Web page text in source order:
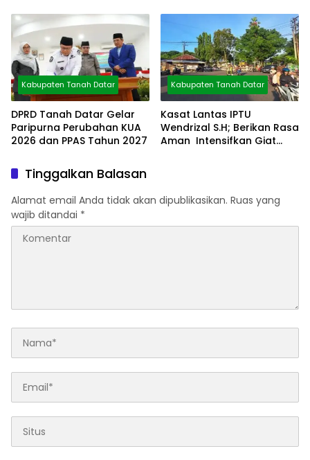
Kabupaten Tanah Datar
DPRD Tanah Datar Gelar
Paripurna Perubahan KUA
2026 dan PPAS Tahun 2027
Kabupaten Tanah Datar
Kasat Lantas IPTU
Wendrizal S.H; Berikan Rasa
Aman Intensifkan Giat
Tinggalkan Balasan
Alamat email Anda tidak akan dipublikasikan. Ruas yang
wajib ditandai *